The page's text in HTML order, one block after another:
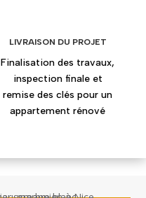
LIVRAISON DU PROJET
Finalisation des travaux,
inspection finale et
remise des clés pour un
appartement rénové